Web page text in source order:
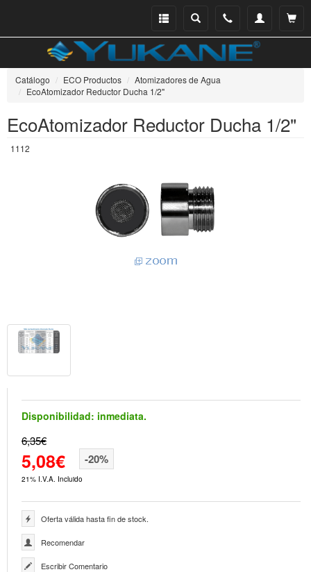
Ver
Mi
Teléfono
Buscar
Menu
Catálogo ECO Productos
Atomizadores de Agua
EcoAtomizador Reductor Ducha 1/2"
EcoAtomizador Reductor Ducha 1/2"
1112
Disponibilidad: inmediata.
6,35€
5,08€ -20%
21% I.V.A. Incluido
Oferta válida hasta fin de stock.
Recomendar
Escribir Comentario